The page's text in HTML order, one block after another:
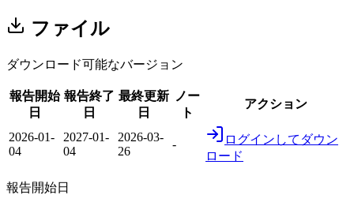
ファイル
ダウンロード可能なバージョン
報告開始
日
報告終了
日
最終更新
日
ノー
ト
アクション
2026-01-
04
2027-01-
04
2026-03-
26
-
ログインしてダウン
ロード
報告開始日